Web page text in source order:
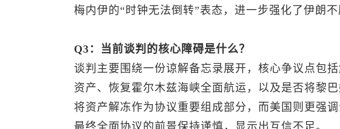
梅内伊的“时钟无法倒转”表态，进一步强化了伊朗不
Q3：当前谈判的核心障碍是什么？
谈判主要围绕一份谅解备忘录展开，核心争议点包
资产、恢复霍尔木兹海峡全面航运，以及是否将黎
将资产解冻作为协议重要组成部分，而美国则更强
最终全面协议的前景保持谨慎，显示出互信不足。